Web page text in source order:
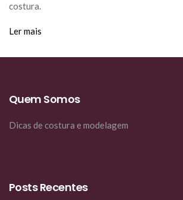
costura.
Ler mais
Quem Somos
Dicas de costura e modelagem
Posts Recentes